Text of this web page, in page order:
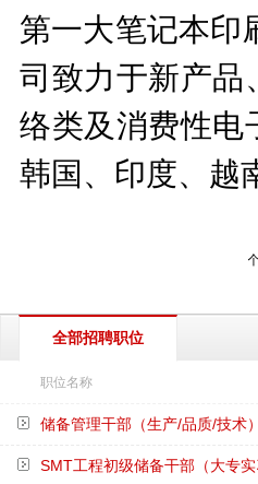
第一大笔记本印
司致力于新产品
络类及消费性电
韩国、印度、越
全部招聘职位
职位名称
储备管理干部（生产/品质/技术）
SMT工程初级储备干部（大专实